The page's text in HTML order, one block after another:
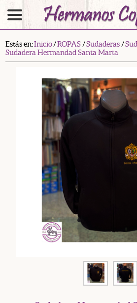
Estás en:Inicio/ROPAS /Sudaderas /
Sudadera Hermandad Santa Marta